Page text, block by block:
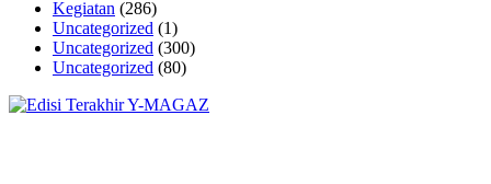
Kegiatan (286)
Uncategorized (1)
Uncategorized (300)
Uncategorized (80)